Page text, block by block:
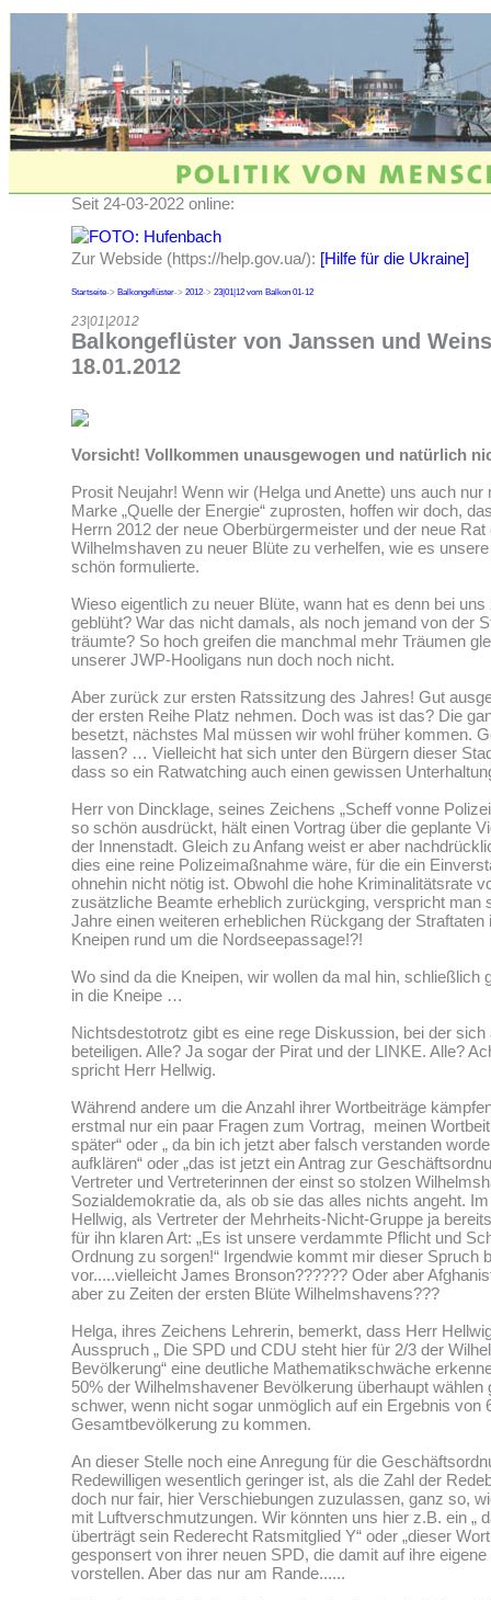
Seit 24-03-2022 online:
Zur Webside (https://help.gov.ua/): [Hilfe für die Ukraine]
Startseite-> Balkongeflüster-> 2012-> 23|01|12 vom Balkon 01-12
23|01|2012
Balkongeflüster von Janssen und
18.01.2012
Vorsicht! Vollkommen unausgewogen und natürlich
Prosit Neujahr! Wenn wir (Helga und Anette) uns auch nur
Marke „Quelle der Energie“ zuprosten, hoffen wir doch,
Herrn 2012 der neue Oberbürgermeister und der neue
Wilhelmshaven zu neuer Blüte zu verhelfen, wie es
schön formulierte.
Wieso eigentlich zu neuer Blüte, wann hat es denn bei
geblüht? War das nicht damals, als noch jemand von der
träumte? So hoch greifen die manchmal mehr Träumen
unserer JWP-Hooligans nun doch noch nicht.
Aber zurück zur ersten Ratssitzung des Jahres! Gut
der ersten Reihe Platz nehmen. Doch was ist das? Die
besetzt, nächstes Mal müssen wir wohl früher kommen.
lassen? … Vielleicht hat sich unter den Bürgern dieser
dass so ein Ratwatching auch einen gewissen
Herr von Dincklage, seines Zeichens „Scheff vonne
so schön ausdrückt, hält einen Vortrag über die geplante
der Innenstadt. Gleich zu Anfang weist er aber
dies eine reine Polizeimaßnahme wäre, für die ein
ohnehin nicht nötig ist. Obwohl die hohe Kriminalitätsrate
zusätzliche Beamte erheblich zurückging, verspricht man
Jahre einen weiteren erheblichen Rückgang der Straftaten
Kneipen rund um die Nordseepassage!?!
Wo sind da die Kneipen, wir wollen da mal hin, schließlich
in die Kneipe …
Nichtsdestotrotz gibt es eine rege Diskussion, bei der sich
beteiligen. Alle? Ja sogar der Pirat und der LINKE. Alle?
spricht Herr Hellwig.
Während andere um die Anzahl ihrer Wortbeiträge
erstmal nur ein paar Fragen zum Vortrag, meinen
später“ oder „ da bin ich jetzt aber falsch verstanden
aufklären“ oder „das ist jetzt ein Antrag zur
Vertreter und Vertreterinnen der einst so stolzen
Sozialdemokratie da, als ob sie das alles nichts angeht.
Hellwig, als Vertreter der Mehrheits-Nicht-Gruppe ja
für ihn klaren Art: „Es ist unsere verdammte Pflicht und
Ordnung zu sorgen!“ Irgendwie kommt mir dieser Spruch
vor.....vielleicht James Bronson?????? Oder aber
aber zu Zeiten der ersten Blüte Wilhelmshavens???
Helga, ihres Zeichens Lehrerin, bemerkt, dass Herr
Ausspruch „ Die SPD und CDU steht hier für 2/3 der
Bevölkerung“ eine deutliche Mathematikschwäche
50% der Wilhelmshavener Bevölkerung überhaupt wählen
schwer, wenn nicht sogar unmöglich auf ein Ergebnis von
Gesamtbevölkerung zu kommen.
An dieser Stelle noch eine Anregung für die
Redewilligen wesentlich geringer ist, als die Zahl der
doch nur fair, hier Verschiebungen zuzulassen, ganz so,
mit Luftverschmutzungen. Wir könnten uns hier z.B. ein „
überträgt sein Rederecht Ratsmitglied Y“ oder „dieser
gesponsert von ihrer neuen SPD, die damit auf ihre
vorstellen. Aber das nur am Rande......